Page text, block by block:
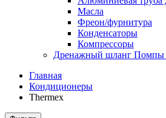
Масла
Фреон/фурнитура
Конденсаторы
Компрессоры
Дренажный шланг Помпы
Главная
Кондиционеры
Thermex